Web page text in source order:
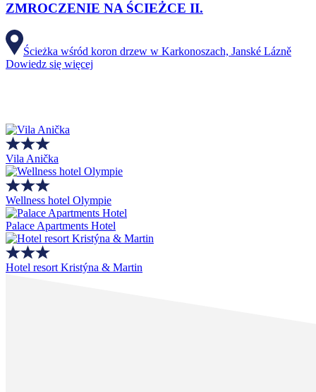
ZMROCZENIE NA ŚCIEŻCE II.
Ścieżka wśród koron drzew w Karkonoszach, Janské Lázně
Dowiedz się więcej
Vila Anička
Wellness hotel Olympie
Palace Apartments Hotel
Hotel resort Kristýna & Martin